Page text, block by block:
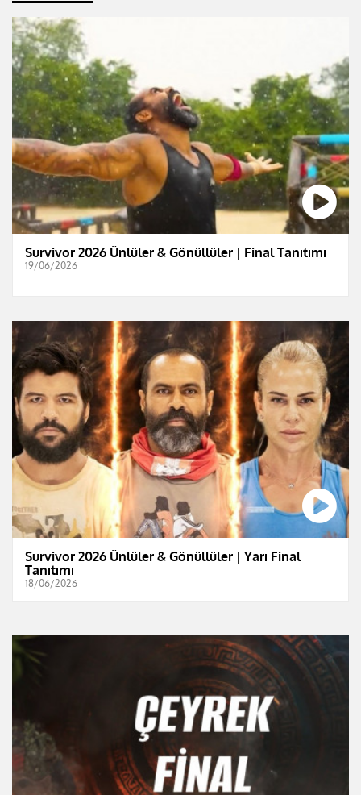
Survivor 2026 Ünlüler & Gönüllüler | Final Tanıtımı
19/06/2026
Survivor 2026 Ünlüler & Gönüllüler | Yarı Final
Tanıtımı
18/06/2026